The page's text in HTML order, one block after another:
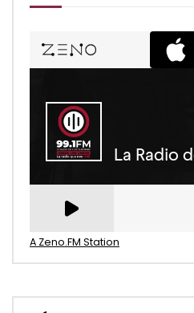
A Zeno.FM Station